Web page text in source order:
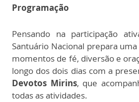
Programação
Pensando na participação
Santuário Nacional prepara
momentos de fé, diversão e
longo dos dois dias com a
Devotos Mirins, que
todas as atividades.